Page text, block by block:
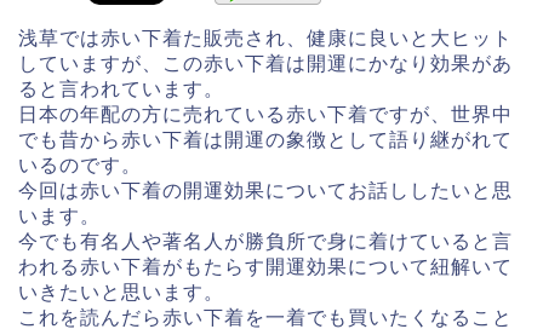
浅草では赤い下着た販売され、健康に良いと大ヒット
していますが、この赤い下着は開運にかなり効果があ
ると言われています。
日本の年配の方に売れている赤い下着ですが、世界中
でも昔から赤い下着は開運の象徴として語り継がれて
いるのです。
今回は赤い下着の開運効果についてお話ししたいと思
います。
今でも有名人や著名人が勝負所で身に着けていると言
われる赤い下着がもたらす開運効果について紐解いて
いきたいと思います。
これを読んだら赤い下着を一着でも買いたくなること